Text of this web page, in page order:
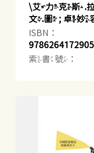
\艾力克斯.拉
文.圖 ; 卓妙
ISBN：
9786264172905
索書號：